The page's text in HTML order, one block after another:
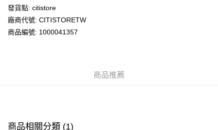
WeChat Pay
送貨方式
每筆HK$50.00，滿HK$200.00或以上免運費
發貨點: citistore
廠商代號: CITISTORETW
商品編號: 1000041357
商品推薦
商品相關分類 (1)